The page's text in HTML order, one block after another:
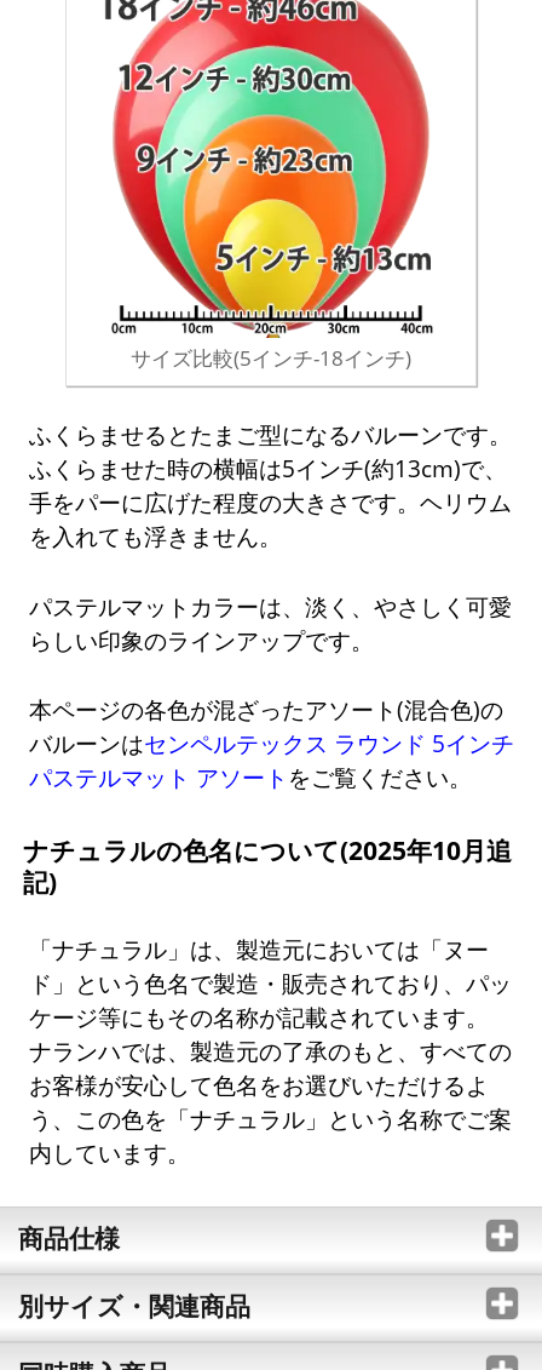
サイズ比較(5インチ-18インチ)
ふくらませるとたまご型になるバルーンです。
ふくらませた時の横幅は5インチ(約13cm)で、
手をパーに広げた程度の大きさです。ヘリウム
を入れても浮きません。
パステルマットカラーは、淡く、やさしく可愛
らしい印象のラインアップです。
本ページの各色が混ざったアソート(混合色)の
バルーンはセンペルテックス ラウンド 5インチ
パステルマット アソート をご覧ください。
ナチュラルの色名について(2025年10月追
記)
「ナチュラル」は、製造元においては「ヌー
ド」という色名で製造・販売されており、パッ
ケージ等にもその名称が記載されています。
ナランハでは、製造元の了承のもと、すべての
お客様が安心して色名をお選びいただけるよ
う、この色を「ナチュラル」という名称でご案
内しています。
商品仕様
別サイズ・関連商品